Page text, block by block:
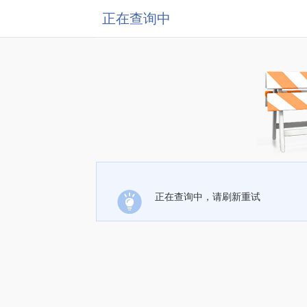
正在查询中
正在查询中，请刷新重试